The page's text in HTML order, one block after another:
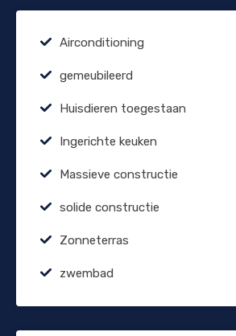
Airconditioning
gemeubileerd
Huisdieren toegestaan
Ingerichte keuken
Massieve constructie
solide constructie
Zonneterras
zwembad